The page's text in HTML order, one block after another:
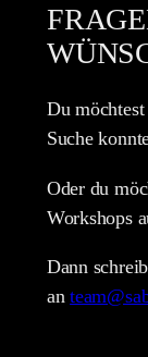
Du
Suche
Oder du
Workshops
Dann
an